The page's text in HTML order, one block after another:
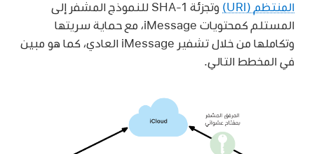
المنتظم (URI)
وتجزئة SHA-1 للنموذج المشفر إلى
المستلم كمحتويات iMessage، مع حماية سريتها
وتكاملها من خلال تشفير iMessage العادي، كما هو مبين
في المخطط التالي.